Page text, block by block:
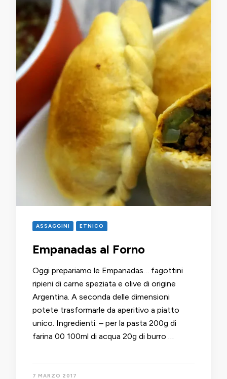
ASSAGGINI ETNICO
Empanadas al Forno
Oggi prepariamo le Empanadas… fagottini
ripieni di carne speziata e olive di origine
Argentina. A seconda delle dimensioni
potete trasformarle da aperitivo a piatto
unico. Ingredienti: – per la pasta 200g di
farina 00 100ml di acqua 20g di burro …
7 MARZO 2017